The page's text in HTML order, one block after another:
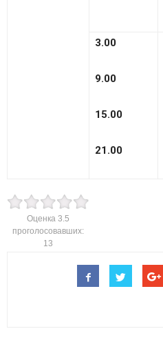
3.00
9.00
15.00
21.00
Оценка 3.5
проголосовавших:
13